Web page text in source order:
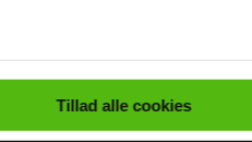
cookiepolitik.
Tillad alle cookies